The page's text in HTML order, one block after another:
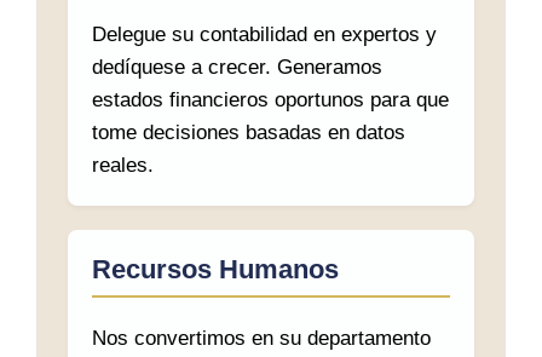
Delegue su contabilidad en expertos y
dedíquese a crecer. Generamos
estados financieros oportunos para que
tome decisiones basadas en datos
reales.
Recursos Humanos
Nos convertimos en su departamento